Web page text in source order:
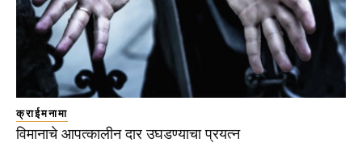
क्राईमनामा
विमानाचे आपत्कालीन दार उघडण्याचा प्रयत्न